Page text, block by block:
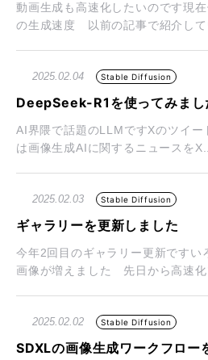
動画生成も高速化したいのです現
の生成速度 以前の記事で紹介して
2025.02.04 Stable Diffusion
DeepSeek-R1を使ってみまし
AI界隈で話題のLLMですXのツイ
は画像生成AIに関するニュースをX...
2025.02.03 Stable Diffusion
ギャラリーを更新しました
今年2回目のギャラリー更新ですい
画像が増えました 先日から高速化
2025.02.02 Stable Diffusion
SDXLの画像生成ワークフロー